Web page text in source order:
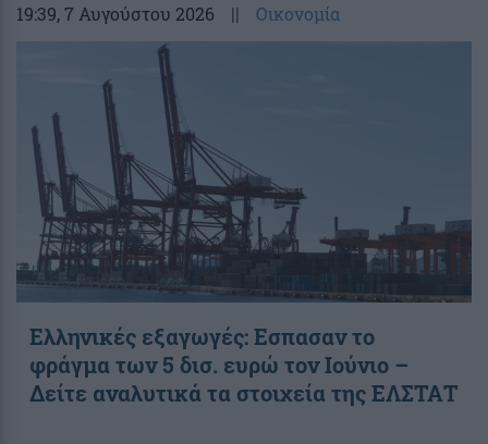
19:39, 7 Αυγούστου 2026 || Οικονομία
Ελληνικές εξαγωγές: Εσπασαν το
φράγμα των 5 δισ. ευρώ τον Ιούνιο –
Δείτε αναλυτικά τα στοιχεία της ΕΛΣΤΑΤ